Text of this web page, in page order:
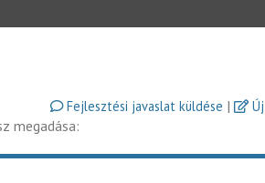
Fejlesztési javaslat küldése |
megadása: